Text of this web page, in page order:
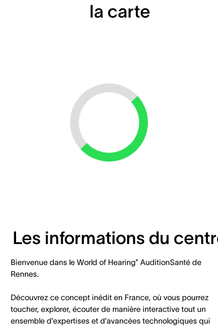
la carte
Loading...
Les informations du
Bienvenue dans le World of Hearing* AuditionSanté de
Rennes.
Découvrez ce concept inédit en France, où vous pourrez
toucher, explorer, écouter de manière interactive tout un
ensemble d’expertises et d’avancées technologiques qui